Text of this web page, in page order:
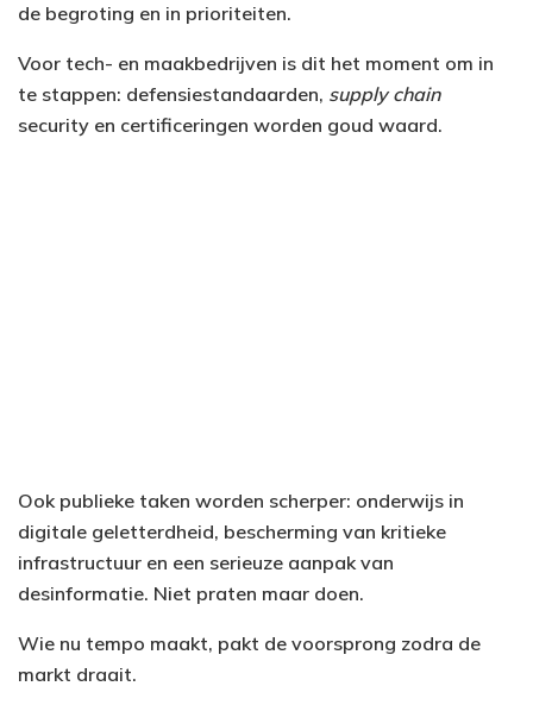
de begroting en in prioriteiten.
Voor tech- en maakbedrijven is dit het moment om in
te stappen: defensiestandaarden, supply chain
security en certificeringen worden goud waard.
Ook publieke taken worden scherper: onderwijs in
digitale geletterdheid, bescherming van kritieke
infrastructuur en een serieuze aanpak van
desinformatie. Niet praten maar doen.
Wie nu tempo maakt, pakt de voorsprong zodra de
markt draait.